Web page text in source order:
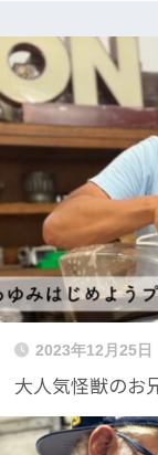
2023年12月25日
大人気怪獣のお